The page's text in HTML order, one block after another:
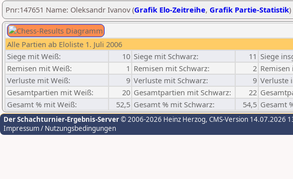
Pnr:147651 Name: Oleksandr Ivanov (Grafik Elo-Zeitreihe, Grafik Partie-Statistik)
Alle Partien ab Eloliste 1. Juli 2006
Siege mit Weiß:
10 Siege mit Schwarz: 11 Siege
Remisen mit Weiß:
1 Remisen mit Schwarz: 2 Remisen
Verluste mit Weiß:
9 Verluste mit Schwarz: 9 Verluste
Gesamtpartien mit Weiß:
20 Gesamtpartien mit Schwarz: 22
Gesamt % mit Weiß:
52,5 Gesamt % mit Schwarz: 54,5 Gesamt
Der Schachturnier-Ergebnis-Server© 2006-2026 Heinz Herzog, CMS-Version 14.07.2026
Impressum / Nutzungsbedingungen